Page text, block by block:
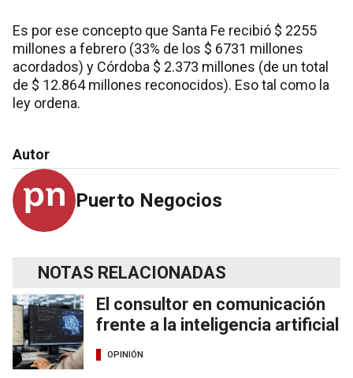
Es por ese concepto que Santa Fe recibió $ 2255
millones a febrero (33% de los $ 6731 millones
acordados) y Córdoba $ 2.373 millones (de un total
de $ 12.864 millones reconocidos). Eso tal como la
ley ordena.
Autor
Puerto Negocios
NOTAS RELACIONADAS
El consultor en comunicación
frente a la inteligencia artificial
OPINIÓN